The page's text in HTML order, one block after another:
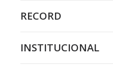
RECORD
INSTITUCIONAL